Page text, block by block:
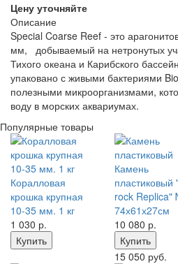
Цену уточняйте
Описание
Special Coarse Reef - это
мм, добываемый на нетронутых
Тихого океана и Карибского
упаковано с живыми бактериями
полезными микроорганизмами,
воду в морских аквариумах.
Популярные товары
Коралловая
крошка крупная
10-35 мм. 1 кг
1 030 р.
Купить
Камень
пластиковый
rock
74х61х27см
10 080 р.
Купить
15 050 руб.